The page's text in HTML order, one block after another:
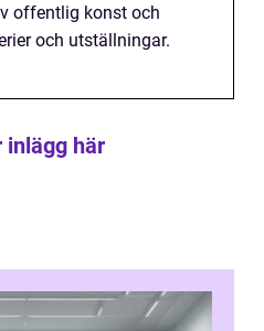
offentlig konst och
och utställningar.
inlägg här